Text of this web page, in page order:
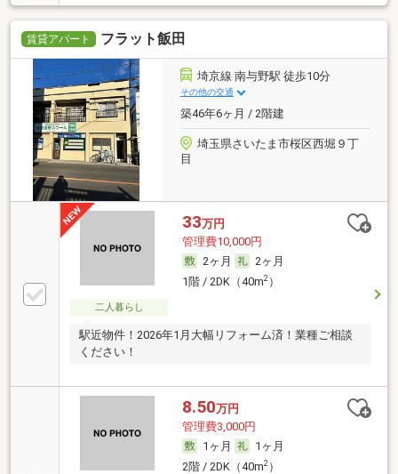
賃貸アパート フラット飯田
埼京線 南与野駅 徒歩10分
その他の交通
築46年6ヶ月 / 2階建
埼玉県さいたま市桜区西堀９丁
目
33万円
管理費10,000円
2ヶ月
2ヶ月
1階 / 2DK（40m2）
二人暮らし
駅近物件！2026年1月大幅リフォーム済！業種ご相談
ください！
8.50万円
管理費3,000円
1ヶ月
1ヶ月
2階 / 2DK（40m2）